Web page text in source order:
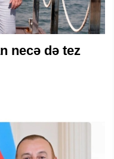
necə də tez